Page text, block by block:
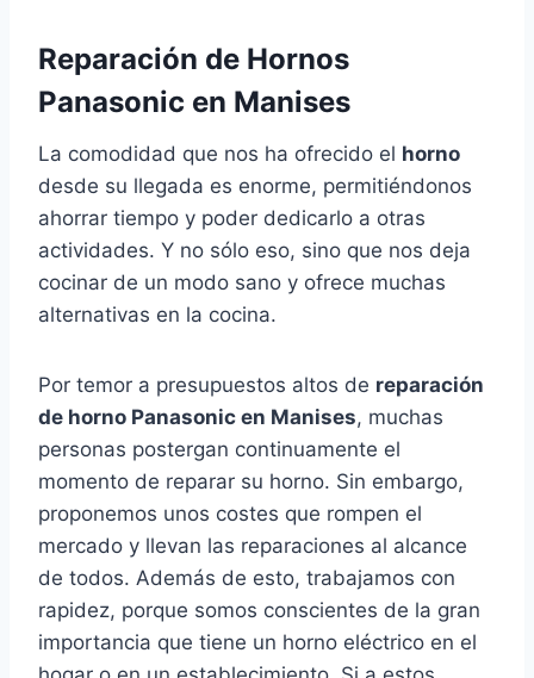
Reparación de Hornos
Panasonic en Manises
La comodidad que nos ha ofrecido el horno
desde su llegada es enorme, permitiéndonos
ahorrar tiempo y poder dedicarlo a otras
actividades. Y no sólo eso, sino que nos deja
cocinar de un modo sano y ofrece muchas
alternativas en la cocina.
Por temor a presupuestos altos de reparación
de horno Panasonic en Manises, muchas
personas postergan continuamente el
momento de reparar su horno. Sin embargo,
proponemos unos costes que rompen el
mercado y llevan las reparaciones al alcance
de todos. Además de esto, trabajamos con
rapidez, porque somos conscientes de la gran
importancia que tiene un horno eléctrico en el